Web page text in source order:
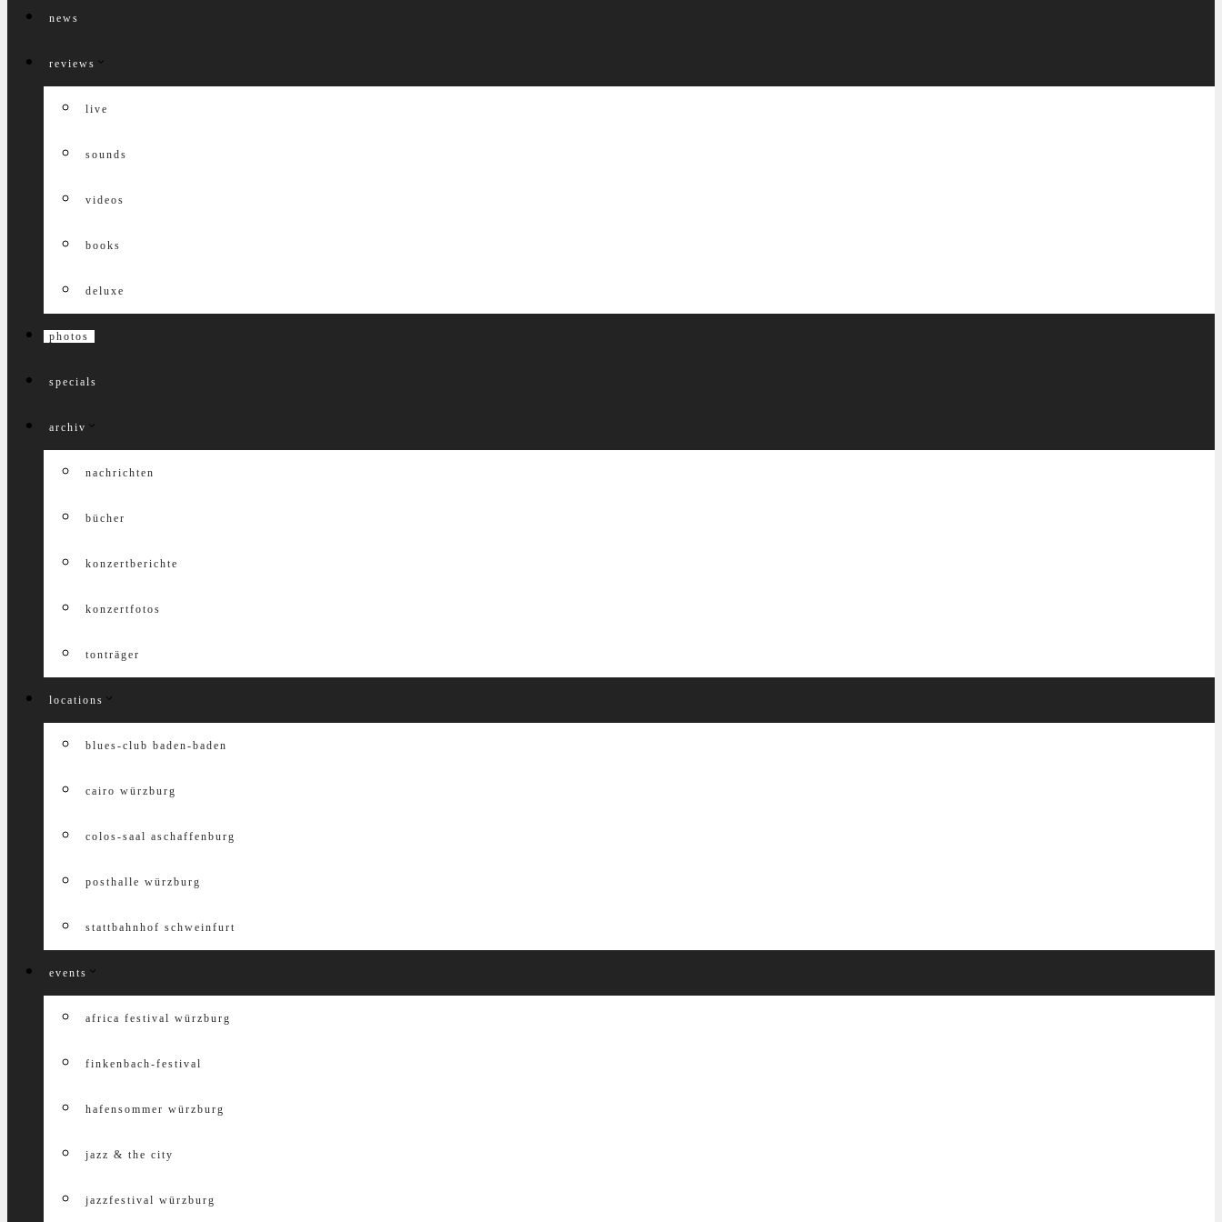
news
reviews
live
sounds
videos
books
deluxe
photos
specials
archiv
nachrichten
bücher
konzertberichte
konzertfotos
tonträger
locations
blues-club baden-baden
cairo würzburg
colos-saal aschaffenburg
posthalle würzburg
stattbahnhof schweinfurt
events
africa festival würzburg
finkenbach-festival
hafensommer würzburg
jazz & the city
jazzfestival würzburg